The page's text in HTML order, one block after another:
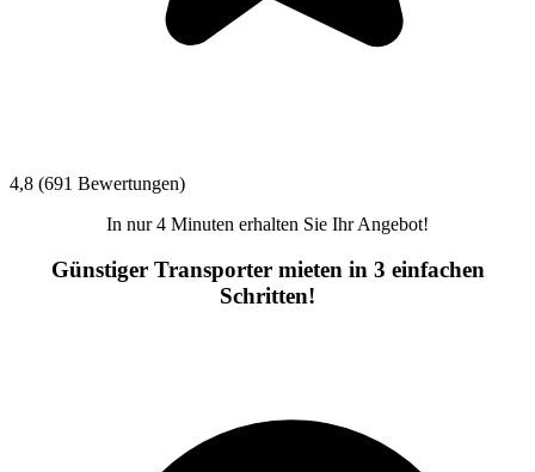
4,8 (691 Bewertungen)
In nur 4 Minuten erhalten Sie Ihr Angebot!
Günstiger Transporter mieten in 3 einfachen
Schritten!